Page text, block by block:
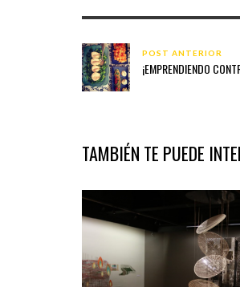
POST ANTERIOR
¡EMPRENDIENDO
TAMBIÉN TE PUEDE